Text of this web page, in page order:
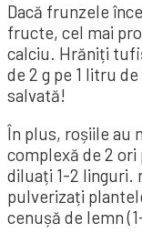
Dacă frunzele
fructe, cel mai
calciu. Hrăniți
de 2 g pe 1 litru
salvată!
În plus, roșiile au
complexă de 2
diluați 1-2 linguri.
pulverizați
cenușă de lemn